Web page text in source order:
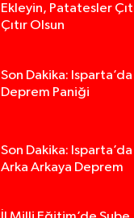
Ekleyin, Patatesler
Çıtır Olsun
Son Dakika: Isparta’da
Deprem Paniği
Son Dakika: Isparta’da
Arka Arkaya Deprem